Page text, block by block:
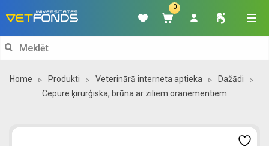
0
Search
Home Produkti Veterinārā interneta aptieka
Dažādi
Cepure ķirurģiska, brūna ar ziliem oranementiem